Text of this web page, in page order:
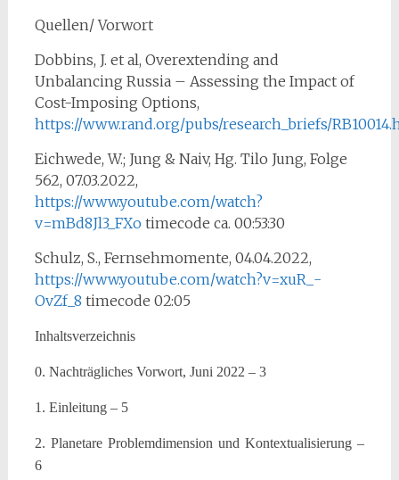
Quellen/ Vorwort
Dobbins, J. et al, Overextending and
Unbalancing Russia – Assessing the Impact of
Cost-Imposing Options,
https://www.rand.org/pubs/research_briefs/
Eichwede, W.; Jung & Naiv, Hg. Tilo Jung, Folge
562, 07.03.2022,
https://www.youtube.com/watch?
v=mBd8Jl3_FXo timecode ca. 00:53:30
Schulz, S., Fernsehmomente, 04.04.2022,
https://www.youtube.com/watch?v=xuR_-
OvZf_8 timecode 02:05
Inhaltsverzeichnis
0. Nachträgliches Vorwort, Juni 2022 – 3
1. Einleitung – 5
2. Planetare Problemdimension und Kontextualisierung –
6